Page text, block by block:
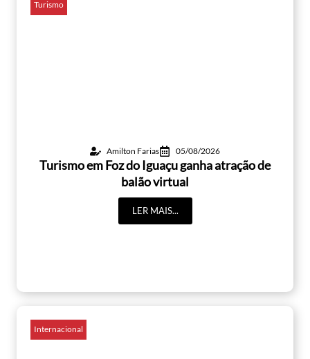
Turismo
Amilton Farias 05/08/2026
Turismo em Foz do Iguaçu ganha atração de
balão virtual
LER MAIS...
Internacional